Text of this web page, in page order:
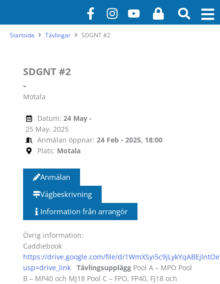
innehåll
F
a
c
f
I
n
Y
o
L
o
Startsida Tävlingar SDGNT #2
SDGNT #2
-
Motala
Datum:24 May -
25 May, 2025
Anmälan öppnar: 24 Feb - 2025, 18:00
Plats: Motala
Anmälan
Vägbeskrivning
Information från arrangör
Övrig information:
Caddiebook
https://drive.google.com/file/d/
usp=drive_link
Tävlingsupplägg Pool A – MPO Pool
B – MP40 och MJ18 Pool C – FPO, FP40, FJ18 och